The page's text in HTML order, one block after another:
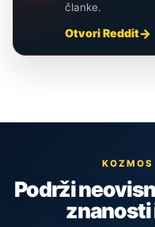
članke.
Otvori Reddit
Podrži
znanosti